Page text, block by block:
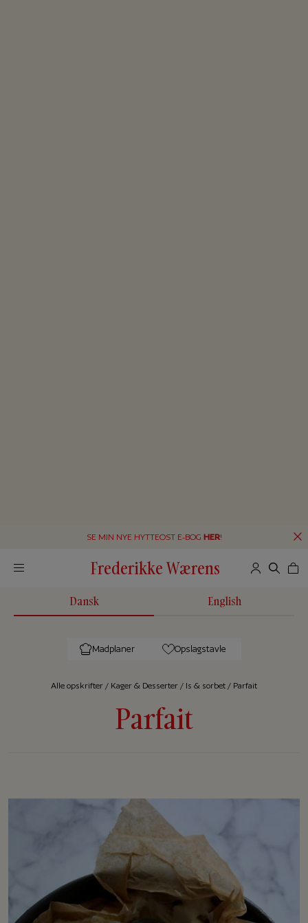
SE MIN NYE HYTTEOST E-BOG HER!
Frederikke Wærens
Dansk English
Madplaner Opslagstavle
Alle op­skrif­ter / Kager & Desserter / Is & sorbet / Parfait
Parfait